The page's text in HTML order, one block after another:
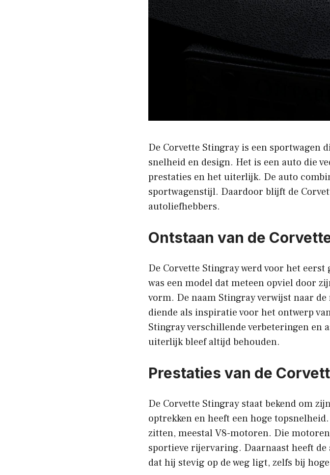
De Corvette Stingray is een sportwagen
snelheid en design. Het is een auto die
prestaties en het uiterlijk. De auto
sportwagenstijl. Daardoor blijft de
autoliefhebbers.
Ontstaan van de
De Corvette Stingray werd voor het
was een model dat meteen opviel door
vorm. De naam Stingray verwijst naar
diende als inspiratie voor het ontwerp
Stingray verschillende verbeteringen en
uiterlijk bleef altijd behouden.
Prestaties van de
De Corvette Stingray staat bekend om
optrekken en heeft een hoge
zitten, meestal V8-motoren. Die
sportieve rijervaring. Daarnaast heeft de
dat hij stevig op de weg ligt, zelfs bij